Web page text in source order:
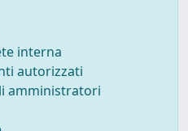
interna
autorizzati
amministratori